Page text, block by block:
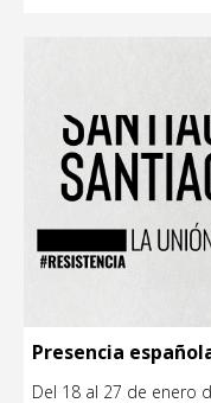
Presencia
Del 18 al 27 de enero